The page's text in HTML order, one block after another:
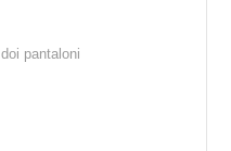
doi pantaloni